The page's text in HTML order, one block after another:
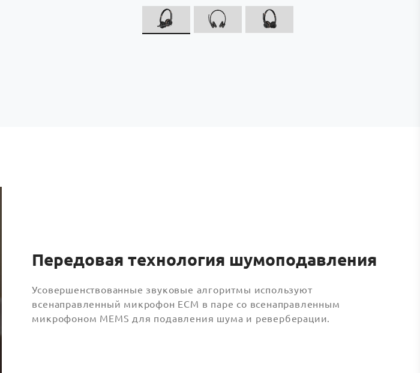
Передовая технология шумоподавления
Усовершенствованные звуковые алгоритмы используют
всенаправленный микрофон ECM в паре со всенаправленным
микрофоном MEMS для подавления шума и реверберации.